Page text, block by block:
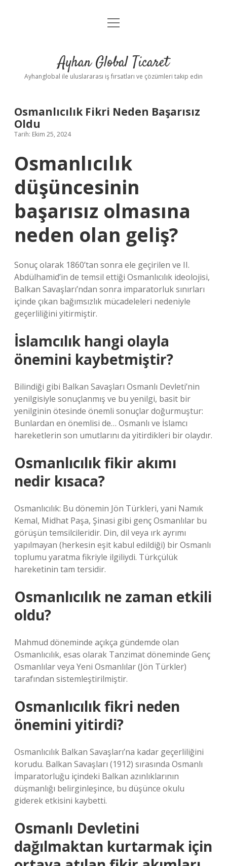
Anasayfa
Yasal Uyarı
menüyü
Ayhan Global Ticaret
Ayhanglobal ile uluslararası iş fırsatları ve çözümleri takip edin
Osmanlıcılık Fikri Neden Başarısız
Oldu
Tarih: Ekim 25, 2024
Osmanlıcılık
düşüncesinin
başarısız olmasına
neden olan geliş?
Sonuç olarak 1860’tan sonra ele geçirilen ve II.
Abdülhamid’in de temsil ettiği Osmanlıcılık ideolojisi,
Balkan Savaşları’ndan sonra imparatorluk sınırları
içinde çıkan bağımsızlık mücadeleleri nedeniyle
geçerliliğini yitirmiştir.
İslamcılık hangi olayla
önemini kaybetmiştir?
Bilindiği gibi Balkan Savaşları Osmanlı Devleti’nin
yenilgisiyle sonuçlanmış ve bu yenilgi, basit bir
yenilginin ötesinde önemli sonuçlar doğurmuştur:
Bunlardan en önemlisi de… Osmanlı ve İslamcı
hareketlerin son umutlarını da yitirdikleri bir olaydır.
Osmanlıcılık fikir akımı
nedir kısaca?
Osmanlıcılık: Bu dönemin Jön Türkleri, yani Namık
Kemal, Midhat Paşa, Şinasi gibi genç Osmanlılar bu
görüşün temsilcileridir. Din, dil veya ırk ayrımı
yapılmayan (herkesin eşit kabul edildiği) bir Osmanlı
toplumu yaratma fikriyle ilgiliydi. Türkçülük
hareketinin tam tersidir.
Osmanlıcılık ne zaman etkili
oldu?
Mahmud döneminde açıkça gündemde olan
Osmanlıcılık, esas olarak Tanzimat döneminde Genç
Osmanlılar veya Yeni Osmanlılar (Jön Türkler)
tarafından sistemleştirilmiştir.
Osmanlıcılık fikri neden
önemini yitirdi?
Osmanlıcılık Balkan Savaşları’na kadar geçerliliğini
korudu. Balkan Savaşları (1912) sırasında Osmanlı
İmparatorluğu içindeki Balkan azınlıklarının
düşmanlığı belirginleşince, bu düşünce okulu
giderek etkisini kaybetti.
Osmanlı Devletini
dağılmaktan kurtarmak için